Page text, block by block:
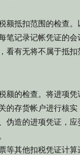
抵扣范围的检查。
笔记录记帐凭证的
看有无将不属于抵扣
的检查。将进项凭
的存货帐户进行核
伪造的进项凭证，
其他扣税凭证计算